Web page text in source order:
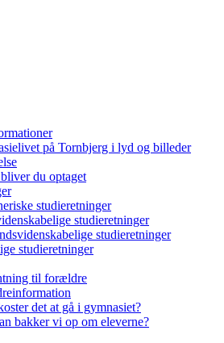
på Tornbjerg i lyd og billeder
du optaget
studieretninger
studieretninger
studieretninger
studieretninger
til forældre
det at gå i gymnasiet?
bakker vi op om eleverne?